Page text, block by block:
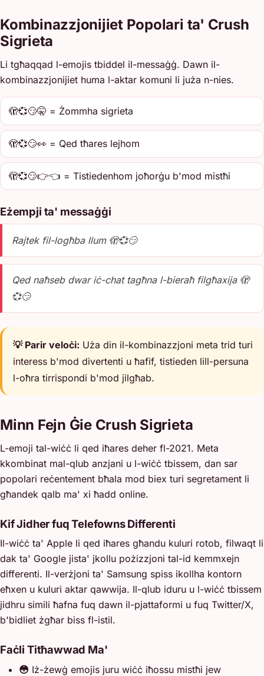
Kombinazzjonijiet Popolari ta' Crush
Sigrieta
Li tgħaqqad l-emojis tbiddel il-messaġġ. Dawn il-
kombinazzjonijiet huma l-aktar komuni li juża n-nies.
🫣💞😏🤫 = Żommha sigrieta
🫣💞😏👀 = Qed tħares lejhom
🫣💞😏👉👈 = Tistiedenhom joħorġu b'mod mistħi
Eżempji ta' messaġġi
Rajtek fil-logħba llum 🫣💞😏
Qed naħseb dwar iċ-chat tagħna l-bieraħ filgħaxija 🫣
💞😏
💡 Parir veloċi: Uża din il-kombinazzjoni meta trid turi
interess b'mod divertenti u ħafif, tistieden lill-persuna
l-oħra tirrispondi b'mod jilgħab.
Minn Fejn Ġie Crush Sigrieta
L-emoji tal-wiċċ li qed iħares deher fl-2021. Meta
kkombinat mal-qlub anzjani u l-wiċċ tbissem, dan sar
popolari reċentement bħala mod biex turi segretament li
għandek qalb ma' xi ħadd online.
Kif Jidher fuq Telefowns Differenti
Il-wiċċ ta' Apple li qed iħares għandu kuluri rotob, filwaqt li
dak ta' Google jista' jkollu pożizzjoni tal-id kemmxejn
differenti. Il-verżjoni ta' Samsung spiss ikollha kontorn
eħxen u kuluri aktar qawwija. Il-qlub iduru u l-wiċċ tbissem
jidhru simili ħafna fuq dawn il-pjattaformi u fuq Twitter/X,
b'bidliet żgħar biss fl-istil.
Faċli Titħawwad Ma'
😳 Iż-żewġ emojis juru wiċċ iħossu mistħi jew